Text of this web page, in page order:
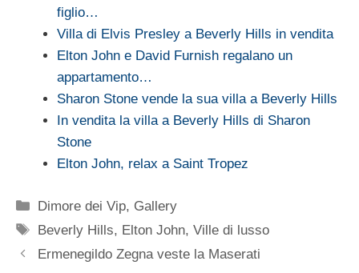
figlio…
Villa di Elvis Presley a Beverly Hills in vendita
Elton John e David Furnish regalano un
appartamento…
Sharon Stone vende la sua villa a Beverly Hills
In vendita la villa a Beverly Hills di Sharon
Stone
Elton John, relax a Saint Tropez
Categorie
Dimore dei Vip, Gallery
Tag
Beverly Hills, Elton John,Ville di lusso
Ermenegildo Zegna veste la Maserati